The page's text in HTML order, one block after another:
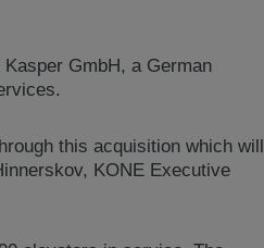
GmbH, a German
this acquisition which will
KONE Executive